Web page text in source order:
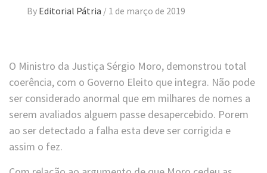
By Editorial Pátria / 1 de março de 2019
O Ministro da Justiça Sérgio Moro, demonstrou total
coerência, com o Governo Eleito que integra. Não pode
ser considerado anormal que em milhares de nomes a
serem avaliados alguem passe desapercebido. Porem
ao ser detectado a falha esta deve ser corrigida e
assim o fez.